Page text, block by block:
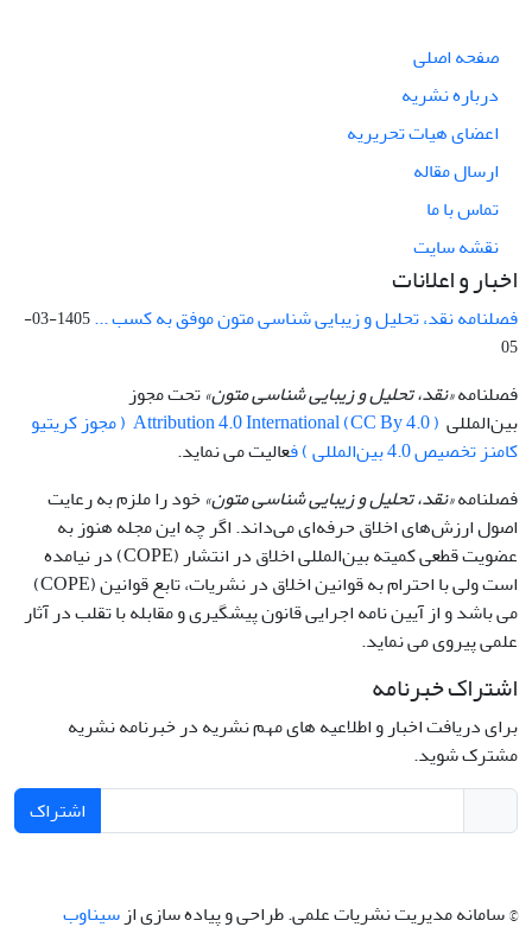
صفحه اصلی
درباره نشریه
اعضای هیات تحریریه
ارسال مقاله
تماس با ما
نقشه سایت
اخبار و اعلانات
فصلنامه نقد، تحلیل و زیبایی شناسی متون موفق به کسب ...
1405-03-
05
فصلنامه«نقد، تحلیل و زیبایی شناسی متون»تحت مجوز
بین‌المللی
Attribution 4.0 International (CC By 4.0 ) ( مجوز کریتیو
کامنز تخصیص 4.0 بین‌المللی ) ف
عالیت می نماید.
فصلنامه«نقد، تحلیل و زیبایی شناسی متون»خود را ملزم به رعایت
اصول ارزش‌های اخلاق حرفه‌ای می‌داند. اگر چه این مجله هنوز به
عضویت قطعی کمیته بین‌المللی اخلاق در انتشار (COPE) در نیامده
است ولی با احترام به قوانین اخلاق در نشریات، تابع قوانین (COPE)
می باشد و از آیین نامه اجرایی قانون پیشگیری و مقابله با تقلب در آثار
علمی پیروی می نماید.
اشتراک خبرنامه
برای دریافت اخبار و اطلاعیه های مهم نشریه در خبرنامه نشریه
مشترک شوید.
اشتراک
© سامانه مدیریت نشریات علمی.طراحی و پیاده سازی ازسیناوب